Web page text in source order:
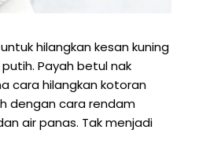
hilangkan kesan kuning
Payah betul nak
cara hilangkan kotoran
dengan cara rendam
air panas. Tak menjadi